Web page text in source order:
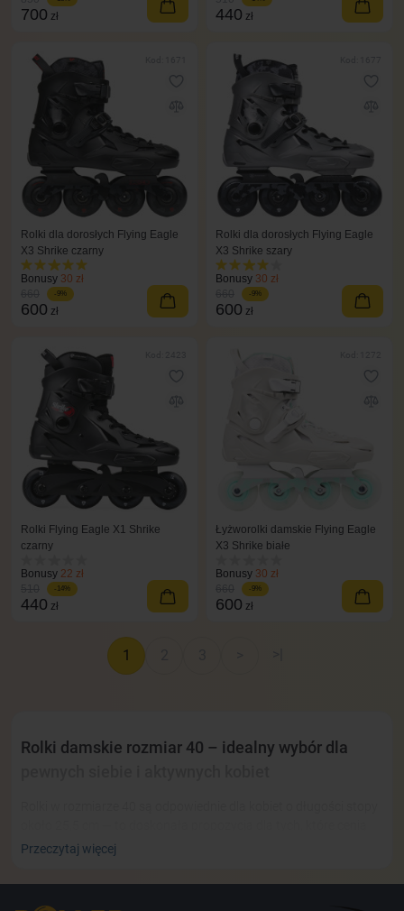
700 zł 440 zł
Rolki dla dorosłych Flying Eagle
X3 Shrike czarny
Bonusy 30 zł
-9%
600 zł
Rolki dla dorosłych Flying Eagle
X3 Shrike szary
Bonusy 30 zł
-9%
600 zł
Rolki Flying Eagle X1 Shrike
czarny
Bonusy 22 zł
-14%
440 zł
Łyżworolki damskie Flying Eagle
X3 Shrike białe
Bonusy 30 zł
-9%
600 zł
1
Rolki damskie rozmiar 40 – idealny wybór dla
komfort, niezawodność i nowoczesny design. Modele marki
dopasowaniem, zapewniając stabilne trzymanie stopy oraz
Przeczytaj więcej